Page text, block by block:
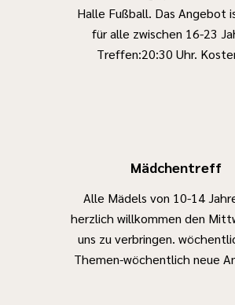
Halle Fußball. Das Angebot
für alle zwischen 16-23
Treffen:20:30 Uhr.
Mädchentreff
Alle Mädels von 10-14
herzlich willkommen den
uns zu verbringen.
Themen-wöchentlich neue